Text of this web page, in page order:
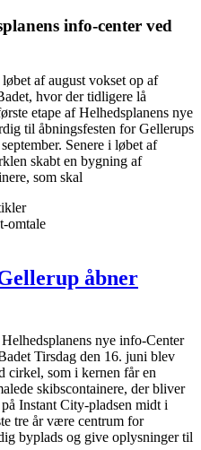
info-center ved
af august vokset op af
hvor der tidligere lå
etape af Helhedsplanens nye
til åbningsfesten for Gellerups
Senere i løbet af
skabt en bygning af
som skal
omtale
åbner
nye info-Center
Tirsdag den 16. juni blev
cirkel, som i kernen får en
skibscontainere, der bliver
Instant City-pladsen midt i
tre år være centrum for
byplads og give oplysninger til